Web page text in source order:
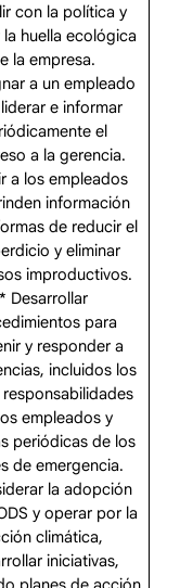
con la política y
la huella ecológica
la empresa.
a un empleado
e informar
el
a la gerencia.
a los empleados
información
de reducir el
y eliminar
improductivos.
* Desarrollar
para
y responder a
incluidos los
responsabilidades
empleados y
periódicas de los
de emergencia.
la adopción
y operar por la
climática,
iniciativas,